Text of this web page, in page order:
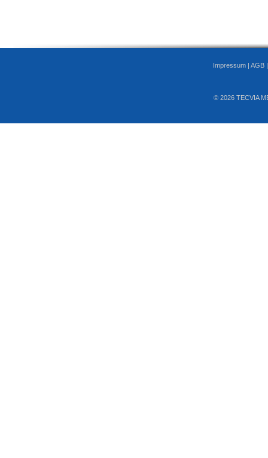
Impressum | AGB
© 2026 TECVIA